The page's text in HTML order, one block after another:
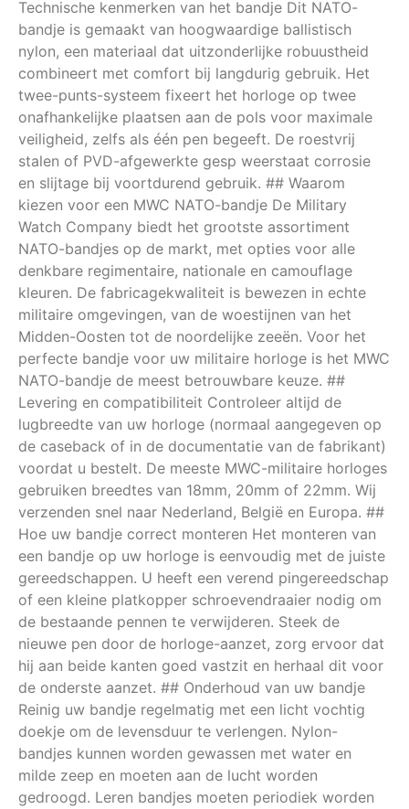
Technische kenmerken van het bandje Dit NATO-
bandje is gemaakt van hoogwaardige ballistisch
nylon, een materiaal dat uitzonderlijke robuustheid
combineert met comfort bij langdurig gebruik. Het
twee-punts-systeem fixeert het horloge op twee
onafhankelijke plaatsen aan de pols voor maximale
veiligheid, zelfs als één pen begeeft. De roestvrij
stalen of PVD-afgewerkte gesp weerstaat corrosie
en slijtage bij voortdurend gebruik. ## Waarom
kiezen voor een MWC NATO-bandje De Military
Watch Company biedt het grootste assortiment
NATO-bandjes op de markt, met opties voor alle
denkbare regimentaire, nationale en camouflage
kleuren. De fabricagekwaliteit is bewezen in echte
militaire omgevingen, van de woestijnen van het
Midden-Oosten tot de noordelijke zeeën. Voor het
perfecte bandje voor uw militaire horloge is het MWC
NATO-bandje de meest betrouwbare keuze. ##
Levering en compatibiliteit Controleer altijd de
lugbreedte van uw horloge (normaal aangegeven op
de caseback of in de documentatie van de fabrikant)
voordat u bestelt. De meeste MWC-militaire horloges
gebruiken breedtes van 18mm, 20mm of 22mm. Wij
verzenden snel naar Nederland, België en Europa. ##
Hoe uw bandje correct monteren Het monteren van
een bandje op uw horloge is eenvoudig met de juiste
gereedschappen. U heeft een verend pingereedschap
of een kleine platkopper schroevendraaier nodig om
de bestaande pennen te verwijderen. Steek de
nieuwe pen door de horloge-aanzet, zorg ervoor dat
hij aan beide kanten goed vastzit en herhaal dit voor
de onderste aanzet. ## Onderhoud van uw bandje
Reinig uw bandje regelmatig met een licht vochtig
doekje om de levensduur te verlengen. Nylon-
bandjes kunnen worden gewassen met water en
milde zeep en moeten aan de lucht worden
gedroogd. Leren bandjes moeten periodiek worden